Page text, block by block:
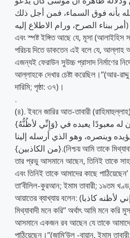
بأنه فوق السماء، فمن أجل ذلك
أمر ببناء الصرح، ورام الاطلاع إليه) এই আয়াতে সুস্পষ্ট প্রমাণ
এবং স্পষ্ট ইঙ্গিত আছে যে, মূসা (আলাইহিস
পরিচয় দিতে ডাকতেন এই বলে যে,
এজন্যই ফেরাউন সুউচ্চ প্রাসাদ নির্মাণের
আল্লাহকে দেখার চেষ্টা করেছিল।”(আর-
দারিমি; পৃষ্ঠা: ৩৭)।
.
(৪). ইবনে জারির আত-তাবারী
{وَإِنِّي لأظُنُّهُ} فيما يقول من أن له معبودًا يعبده في
وينصره، وهو الذي أرسله إلينا
{من الكاذبين}.(নিশ্চয় আমি তাকে মিথ্যাবাদী মনে করি, সে যা বলে – ‘যে
তার প্রভু আসমানে আছেন, তিনিই তাকে
এবং তিনিই তাকে আমাদের কাছে
তা’বীলিল-কুরআন; ইমাম তাবারী; ১৯তম
আয়াতের ব্যাখ্যায় বলেন: (وإني لأظنه كاذبا) “নিশ্চয় আমি তাকে
মিথ্যাবাদী মনে করি” অর্থাৎ আমি মনে করি
আসমানে একজন রব আছেন যে তাকে
পাঠিয়েছেন।”(জামি’উল -বায়ান, ইমাম